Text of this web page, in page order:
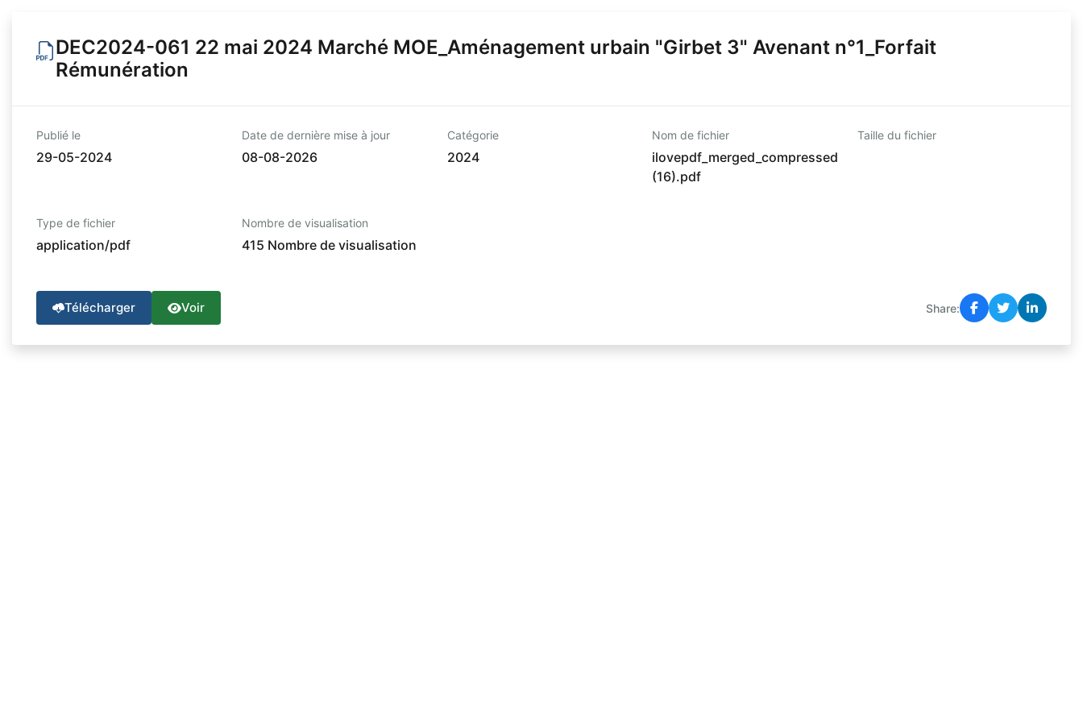
DEC2024-061 22 mai 2024 Marché MOE_Aménagement urbain "Girbet 3" Avenant n°1_Forfait
Rémunération
Publié le
29-05-2024
Date de dernière mise à jour
08-08-2026
Catégorie
2024
Nom de fichier
ilovepdf_merged_compressed
(16).pdf
Taille du fichier
Type de fichier
application/pdf
Nombre de visualisation
415 Nombre de visualisation
Télécharger Voir Share: